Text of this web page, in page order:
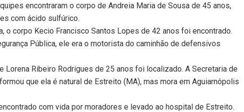
encontraram o corpo de Andreia Maria de Sousa de 45 anos,
com ácido sulfúrico.
o corpo Kecio Francisco Santos Lopes de 42 anos foi encontrado.
Pública, ele era o motorista do caminhão de defensivos
Lorena Ribeiro Rodrigues de 25 anos foi localizado. A Secretaria de
que ela é natural de Estreito (MA), mas mora em Aguiarnópolis
com vida por moradores e levado ao hospital de Estreito.